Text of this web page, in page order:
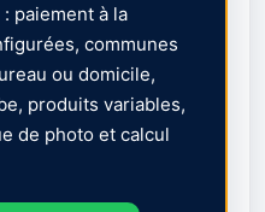
: paiement à la
communes
ou domicile,
produits variables,
de photo et calcul